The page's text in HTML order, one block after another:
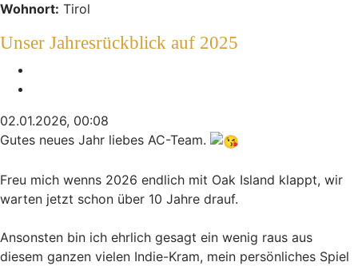
Wohnort: Tirol
Unser Jahresrückblick auf 2025
02.01.2026, 00:08
Gutes neues Jahr liebes AC-Team.
Freu mich wenns 2026 endlich mit Oak Island klappt, wir
warten jetzt schon über 10 Jahre drauf.
Ansonsten bin ich ehrlich gesagt ein wenig raus aus
diesem ganzen vielen Indie-Kram, mein persönliches Spiel